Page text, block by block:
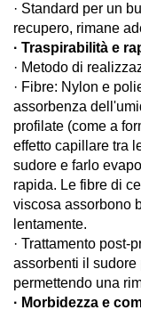
· Standard per un
recupero, rimane
· Traspirabilità e
· Metodo di
· Fibre: Nylon e
assorbenza
profilate (come a
effetto capillare tra
sudore e farlo
rapida. Le fibre di
viscosa assorbono
lentamente.
· Trattamento post-
assorbenti il sudore
permettendo una
· Morbidezza e